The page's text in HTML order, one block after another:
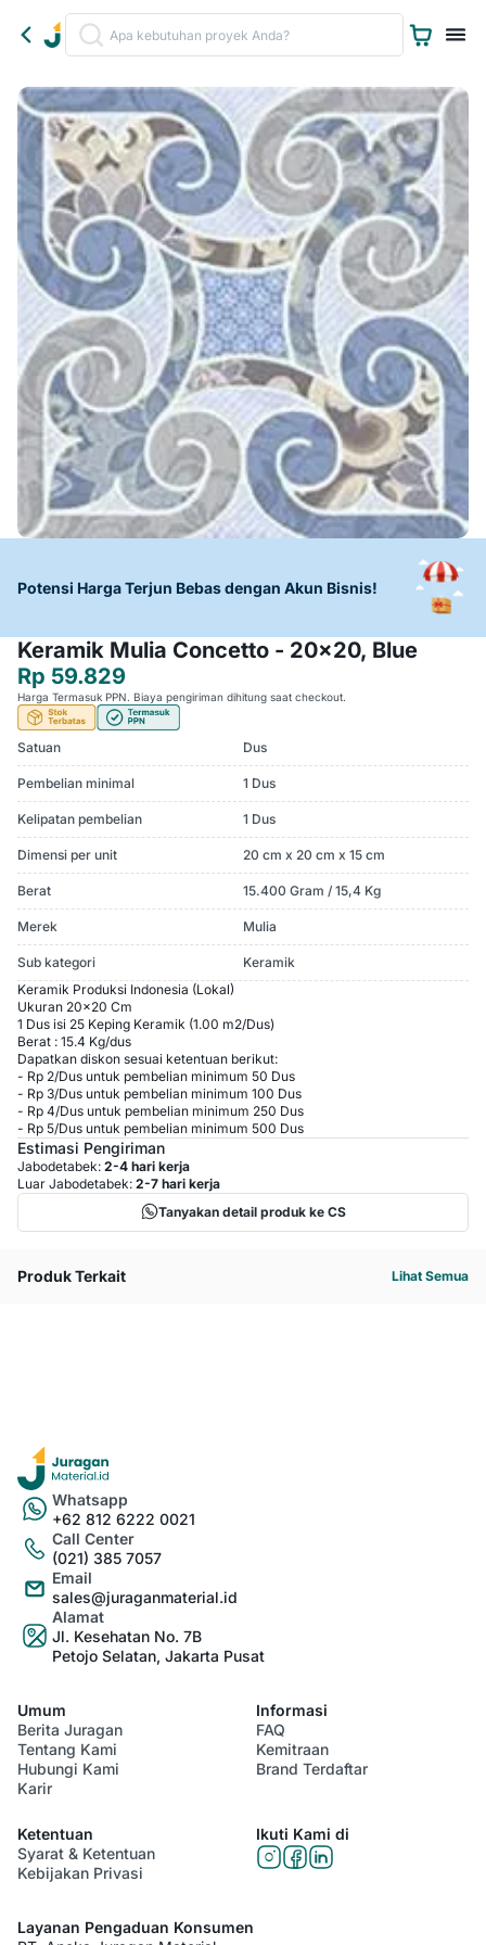
Potensi Harga Terjun Bebas dengan Akun Bisnis!
Keramik Mulia Concetto - 20x20, Blue
Rp 59.829
Harga Termasuk PPN. Biaya pengiriman dihitung saat checkout.
Satuan Dus
Pembelian minimal 1 Dus
Kelipatan pembelian 1 Dus
Dimensi per unit 20 cm x 20 cm x 15 cm
Berat 15.400 Gram / 15,4 Kg
Merek Mulia
Sub kategori
Keramik
Keramik Produksi Indonesia (Lokal)
Ukuran 20x20 Cm
1 Dus isi 25 Keping Keramik (1.00 m2/Dus)
Berat : 15.4 Kg/dus
Dapatkan diskon sesuai ketentuan berikut:
- Rp 2/Dus untuk pembelian minimum 50 Dus
- Rp 3/Dus untuk pembelian minimum 100 Dus
- Rp 4/Dus untuk pembelian minimum 250 Dus
- Rp 5/Dus untuk pembelian minimum 500 Dus
Estimasi Pengiriman
Jabodetabek: 2-4 hari kerja
Luar Jabodetabek: 2-7 hari kerja
Tanyakan detail produk ke CS
Produk Terkait Lihat Semua
Whatsapp
+62 812 6222 0021
Call Center
(021) 385 7057
Email
sales@juraganmaterial.id
Alamat
Jl. Kesehatan No. 7B
Petojo Selatan, Jakarta Pusat
Umum
Berita Juragan
Tentang Kami
Hubungi Kami
Karir
Informasi
FAQ
Kemitraan
Brand Terdaftar
Ketentuan
Syarat & Ketentuan
Kebijakan Privasi
Ikuti Kami di
Layanan Pengaduan Konsumen